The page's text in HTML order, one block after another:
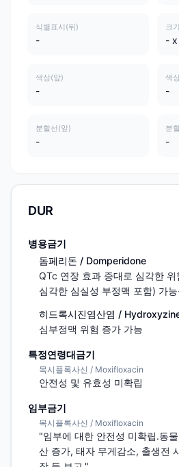
식별표시(뒤)
-
크
-
색상(앞)
-
색
-
분할선(앞)
-
분
-
DUR
병용금기
돔페리돈 / Domperidone
QTc 연장 효과 증대로 심각한
심각한 심실성 부정맥 포함) 가능
히드록시진염산염 /
심부정맥 위험 증가 가능
특정연령대금기
목시플록사신 / Moxifloxacin
안전성 및 유효성 미확립
임부금기
목시플록사신 / Moxifloxacin
"임부에 대한 안전성 미확립.동
산 증가, 태자 무게감소, 출생전